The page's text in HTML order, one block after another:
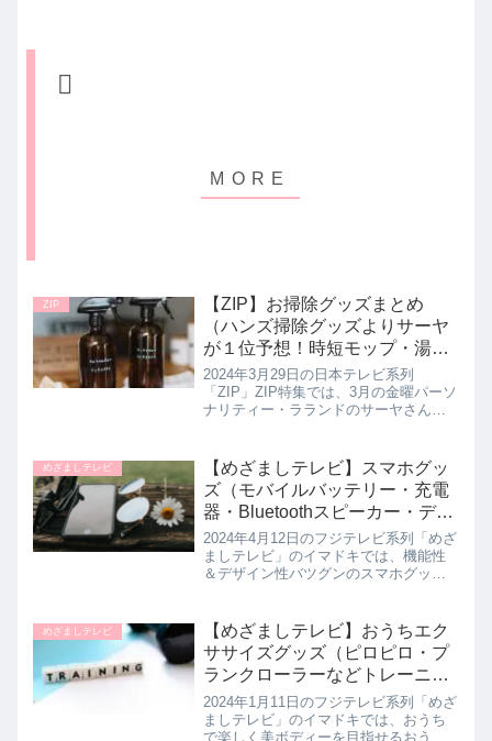
ZIP
【ZIP】お掃除グッズまとめ
（ハンズ掃除グッズよりサーヤ
が１位予想！時短モップ・湯あ
か取りなど）3月29日
2024年3月29日の日本テレビ系列
「ZIP」ZIP特集では、3月の金曜パーソ
ナリティー・ラランドのサーヤさんが
ていたので、お掃除嫌いなサーヤさん
も感動した掃除グッズを詳し...
めざましテレビ
【めざましテレビ】スマホグッ
ズ（モバイルバッテリー・充電
器・Bluetoothスピーカー・ディ
ズニーストアのスマホ周辺グッ
ズ）イマドキで紹介｜2024年4
月12日
2024年4月12日のフジテレビ系列「めざ
ましテレビ」のイマドキでは、機能性
＆デザイン性バツグンのスマホグッズ
続ができるロボット型のスピーカーか
ら、充電状況を表情...
めざましテレビ
【めざましテレビ】おうちエク
ササイズグッズ（ピロピロ・プ
ランクローラーなどトレーニン
ググッズで筋トレ）イマドキ｜
1月11日
2024年1月11日のフジテレビ系列「めざ
ましテレビ」のイマドキでは、おうち
で楽しく美ボディーを目指せるおうち